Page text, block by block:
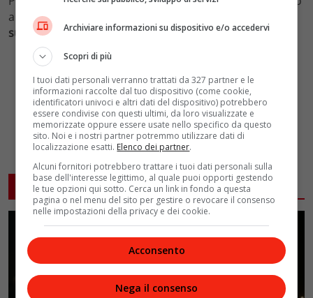
appuntamento, in onda come sempre
su Canale 5.
ARTICOLI CORRELATI
Archiviare informazioni su dispositivo e/o accedervi
Scopri di più
I tuoi dati personali verranno trattati da 327 partner e le
informazioni raccolte dal tuo dispositivo (come cookie,
identificatori univoci e altri dati del dispositivo) potrebbero
essere condivise con questi ultimi, da loro visualizzate e
memorizzate oppure essere usate nello specifico da questo
sito. Noi e i nostri partner potremmo utilizzare dati di
localizzazione esatti. Elenco dei partner.
Alcuni fornitori potrebbero trattare i tuoi dati personali sulla
base dell'interesse legittimo, al quale puoi opporti gestendo
le tue opzioni qui sotto. Cerca un link in fondo a questa
pagina o nel menu del sito per gestire o revocare il consenso
nelle impostazioni della privacy e dei cookie.
Acconsento
Nega il consenso